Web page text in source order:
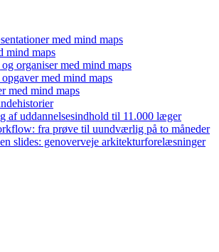
med mind maps
mind maps
organiser med mind maps
med mind maps
med mind maps
af uddannelsesindhold til 11.000 læger
fra prøve til uundværlig på to måneder
slides: genoverveje arkitekturforelæsninger